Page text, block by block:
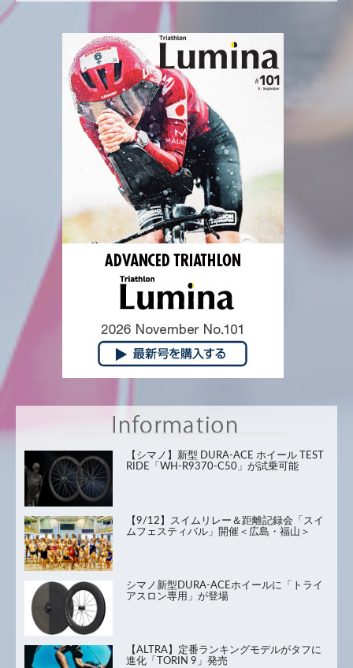
【シマノ】新型 DURA-ACE ホイール TEST
RIDE「WH-R9370-C50」が試乗可能
【9/12】スイムリレー＆距離記録会「スイ
ムフェスティバル」開催＜広島・福山＞
シマノ新型DURA-ACEホイールに「トライ
アスロン専用」が登場
【ALTRA】定番ランキングモデルがタフに
進化「TORIN 9」発売